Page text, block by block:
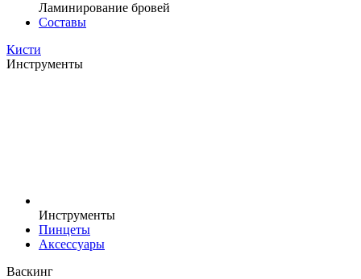
Ламинирование бровей
Составы
Кисти
Инструменты
Инструменты
Пинцеты
Аксессуары
Васкинг